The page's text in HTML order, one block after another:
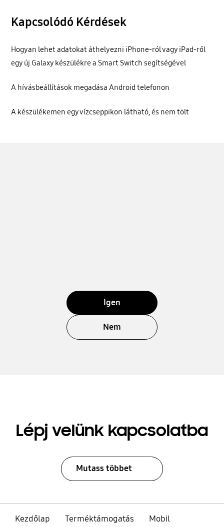
Kapcsolódó Kérdések
Hogyan lehet adatokat áthelyezni iPhone-ról vagy iPad-ről
egy új Galaxy készülékre a Smart Switch segítségével
A hívásbeállítások megadása Android telefonon
A készülékemen egy vízcseppikon látható, és nem tölt
Igen
Nem
Lépj velünk kapcsolatba
Mutass többet
Kezdőlap Terméktámogatás
Mobil